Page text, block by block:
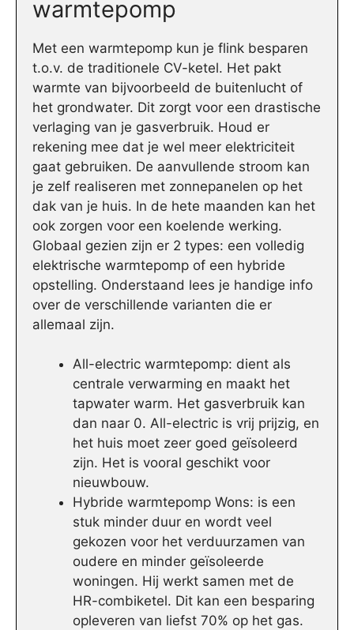
warmtepomp
Met een warmtepomp kun je flink besparen
t.o.v. de traditionele CV-ketel. Het pakt
warmte van bijvoorbeeld de buitenlucht of
het grondwater. Dit zorgt voor een drastische
verlaging van je gasverbruik. Houd er
rekening mee dat je wel meer elektriciteit
gaat gebruiken. De aanvullende stroom kan
je zelf realiseren met zonnepanelen op het
dak van je huis. In de hete maanden kan het
ook zorgen voor een koelende werking.
Globaal gezien zijn er 2 types: een volledig
elektrische warmtepomp of een hybride
opstelling. Onderstaand lees je handige info
over de verschillende varianten die er
allemaal zijn.
All-electric warmtepomp: dient als
centrale verwarming en maakt het
tapwater warm. Het gasverbruik kan
dan naar 0. All-electric is vrij prijzig, en
het huis moet zeer goed geïsoleerd
zijn. Het is vooral geschikt voor
nieuwbouw.
Hybride warmtepomp Wons: is een
stuk minder duur en wordt veel
gekozen voor het verduurzamen van
oudere en minder geïsoleerde
woningen. Hij werkt samen met de
HR-combiketel. Dit kan een besparing
opleveren van liefst 70% op het gas.